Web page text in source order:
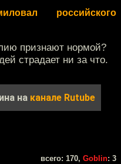
российского
признают нормой?
страдает ни за что.
на канале Rutube
всего: 170, Goblin: 3